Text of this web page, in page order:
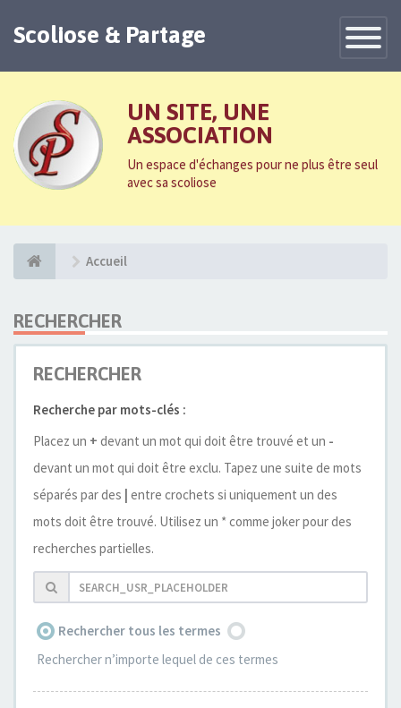
Toggle
Scoliose & Partage
UN SITE, UNE
ASSOCIATION
Un espace d'échanges pour ne plus être seul
avec sa scoliose
Accueil
RECHERCHER
RECHERCHER
Recherche par mots-clés :
Placez un + devant un mot qui doit être trouvé et un -
devant un mot qui doit être exclu. Tapez une suite de mots
séparés par des | entre crochets si uniquement un des
mots doit être trouvé. Utilisez un * comme joker pour des
recherches partielles.
Rechercher tous les termes
Rechercher n’importe lequel de ces termes